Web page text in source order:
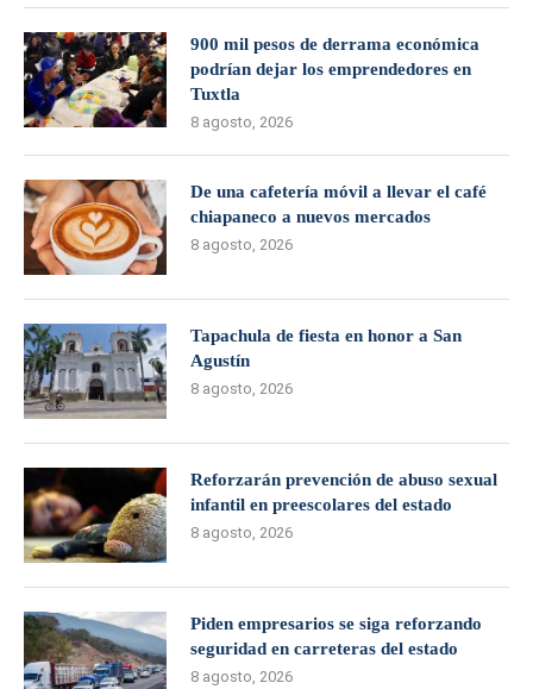
900 mil pesos de derrama económica
podrían dejar los emprendedores en
Tuxtla
8 agosto, 2026
De una cafetería móvil a llevar el café
chiapaneco a nuevos mercados
8 agosto, 2026
Tapachula de fiesta en honor a San
Agustín
8 agosto, 2026
Reforzarán prevención de abuso sexual
infantil en preescolares del estado
8 agosto, 2026
Piden empresarios se siga reforzando
seguridad en carreteras del estado
8 agosto, 2026